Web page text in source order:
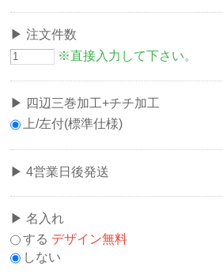
注文件数
※直接入力して下さい。
四辺三巻加工+チチ加工
上/左付(標準仕様)
4営業日後発送
名入れ
する デザイン無料
しない